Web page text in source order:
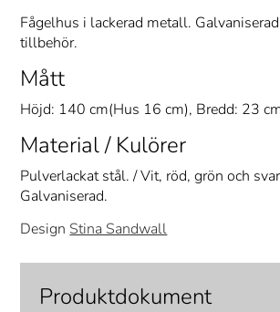
Fågelhus i lackerad metall.
tillbehör.
Mått
Höjd: 140 cm(Hus 16 cm), Bredd: 23
Material / Kulörer
Pulverlackat stål. / Vit, röd, grön och
Galvaniserad.
DesignStina Sandwall
Produktdokument